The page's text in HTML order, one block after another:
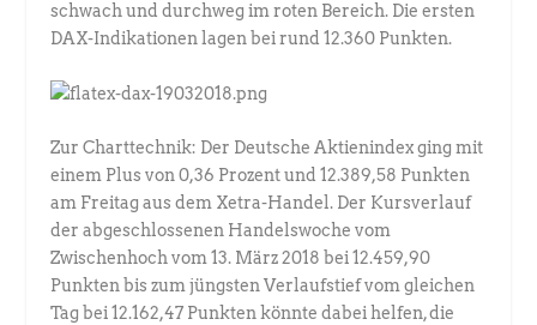
schwach und durchweg im roten Bereich. Die ersten
DAX-Indikationen lagen bei rund 12.360 Punkten.
Zur Charttechnik: Der Deutsche Aktienindex ging mit
einem Plus von 0,36 Prozent und 12.389,58 Punkten
am Freitag aus dem Xetra-Handel. Der Kursverlauf
der abgeschlossenen Handelswoche vom
Zwischenhoch vom 13. März 2018 bei 12.459,90
Punkten bis zum jüngsten Verlaufstief vom gleichen
Tag bei 12.162,47 Punkten könnte dabei helfen, die